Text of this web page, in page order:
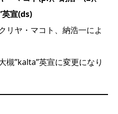
宣(ds)
リヤ・マコト、納浩一によ
”kalta”英宣に変更になり